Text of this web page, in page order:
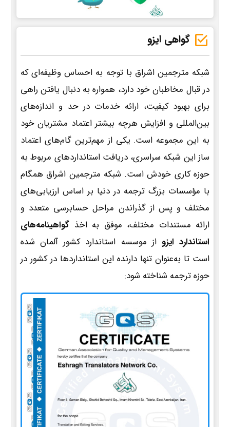
گواهی ایزو
شبکه مترجمین اشراق با توجه به احساس وظیفه‌ای که
در قبال مخاطبان خود دارد، همواره به دنبال یافتن راهی
برای بهبود کیفیت، ارائه خدمات در حد و اندازه‌های
بین‌المللی و افزایش هرچه بیشتر اعتماد مشتریان خود
به این مجموعه است. یکی از مهم‌ترین گام‌های اعتماد
ساز این شبکه سراسری، دریافت استانداردهای مربوط به
حوزه کاری خودش است. شبکه مترجمین اشراق همگام
با مؤسسات بزرگ ترجمه در دنیا بر اساس ارزیابی‌های
مختلف و پس از گذراندن مراحل حسابرسی متعدد و
ارائه مستندات مختلف، موفق به اخذ گواهینامه‌های
استاندارد ایزو از موسسه استاندارد کشور آلمان شده
است تا به‌عنوان تنها دارنده این استانداردها در کشور در
حوزه ترجمه شناخته شود: